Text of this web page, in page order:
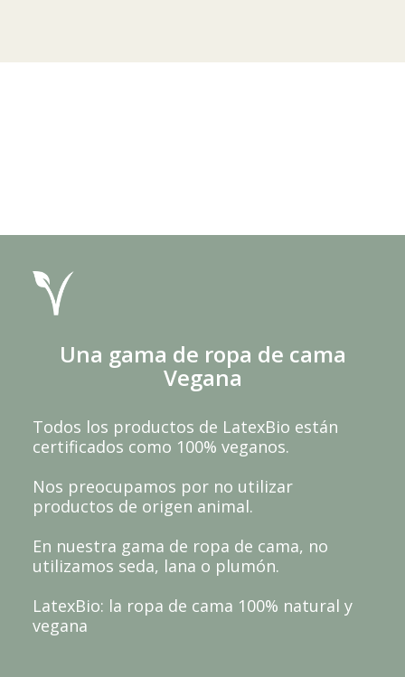
Una gama de ropa de cama
Vegana
Todos los productos de LatexBio están
certificados como 100% veganos.
Nos preocupamos por no utilizar
productos de origen animal.
En nuestra gama de ropa de cama, no
utilizamos seda, lana o plumón.
LatexBio: la ropa de cama 100% natural y
vegana